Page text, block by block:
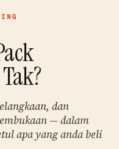
dan
— dalam
apa yang anda beli